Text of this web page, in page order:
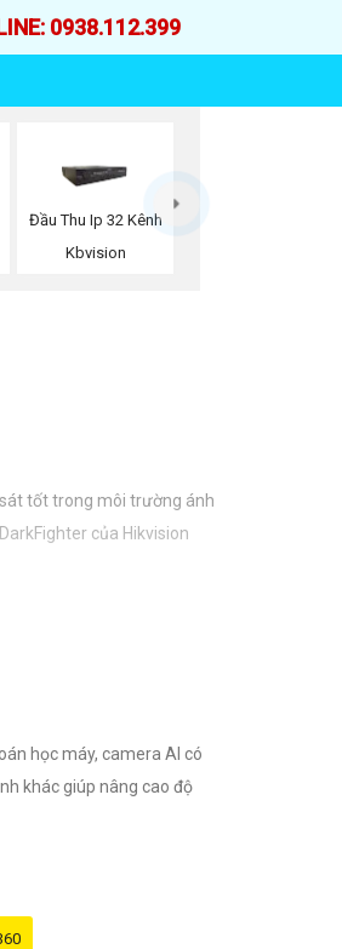
0938.112.399
Đầu Thu Ip 32 Kênh
Kbvision
tốt trong môi trường ánh
của Hikvision
học máy, camera AI có
khác giúp nâng cao độ